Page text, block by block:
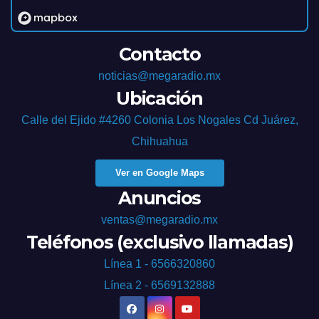
Contacto
noticias@megaradio.mx
Ubicación
Calle del Ejido #4260 Colonia Los Nogales Cd Juárez,
Chihuahua
Ver en Google Maps
Anuncios
ventas@megaradio.mx
Teléfonos (exclusivo llamadas)
Línea 1 - 6566320860
Línea 2 - 6569132888